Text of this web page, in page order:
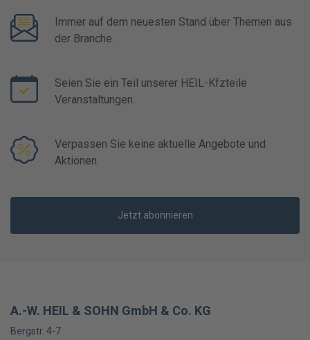
Immer auf dem neuesten Stand über Themen aus
der Branche.
Seien Sie ein Teil unserer HEIL-Kfzteile
Veranstaltungen.
Verpassen Sie keine aktuelle Angebote und
Aktionen.
Jetzt abonnieren
A.-W. HEIL & SOHN GmbH & Co. KG
Bergstr. 4-7